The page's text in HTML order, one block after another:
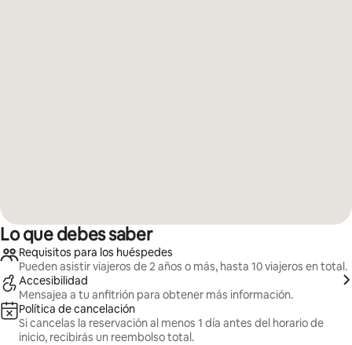
Lo que debes saber
Requisitos para los huéspedes
Pueden asistir viajeros de 2 años o más, hasta 10 viajeros en total.
Accesibilidad
Mensajea a tu anfitrión para obtener más información.
Política de cancelación
Si cancelas la reservación al menos 1 día antes del horario de
inicio, recibirás un reembolso total.